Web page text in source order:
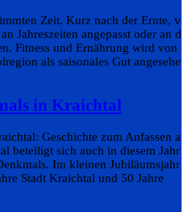
Zeit. Kurz nach der Ernte,
Jahreszeiten angepasst oder an
Fitness und Ernährung wird von
als saisonales Gut
in Kraichtal
Geschichte zum Anfassen
beteiligt sich auch in diesem Jahr
Im kleinen Jubiläumsjahr
Stadt Kraichtal und 50 Jahre